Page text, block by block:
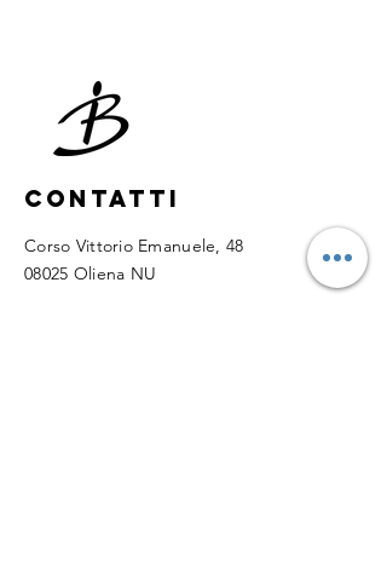
Contatti
Corso Vittorio Emanuele, 48
08025 Oliena NU ​